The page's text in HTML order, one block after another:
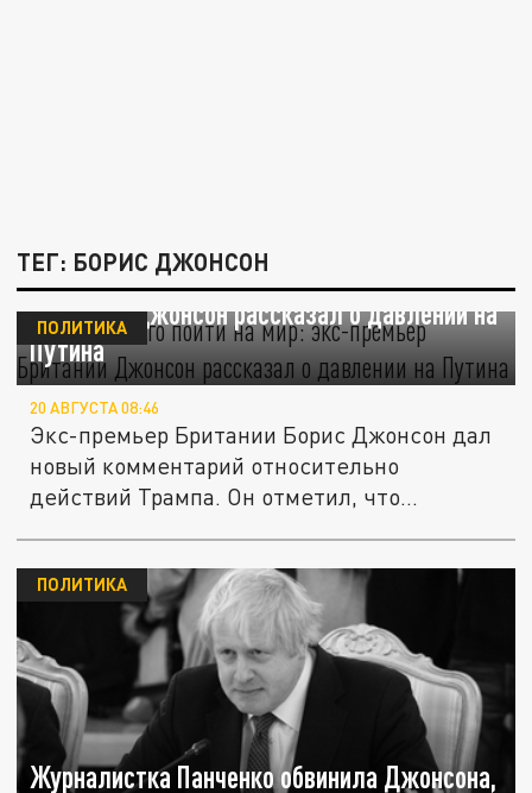
ТЕГ: БОРИС ДЖОНСОН
"Заставить его пойти на мир": экс-премьер
Британии Джонсон рассказал о давлении на
Путина
ПОЛИТИКА
20 АВГУСТА 08:46
Экс-премьер Британии Борис Джонсон дал
новый комментарий относительно
действий Трампа. Он отметил, что...
Журналистка Панченко обвинила Джонсона,
ПОЛИТИКА